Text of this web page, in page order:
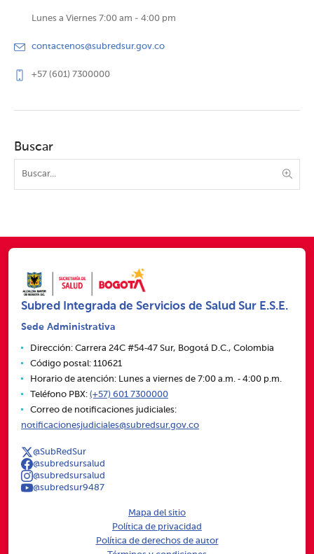
Lunes a Viernes 7:00 am - 4:00 pm
contactenos@subredsur.gov.co
+57 (601) 7300000
Buscar
Subred Integrada de Servicios de Salud Sur E.S.E.
Sede Administrativa
Dirección: Carrera 24C #54‑47 Sur, Bogotá D.C., Colombia
Código postal: 110621
Horario de atención: Lunes a viernes de 7:00 a.m. ‑ 4:00 p.m.
Teléfono PBX: (+57) 601 7300000
Correo de notificaciones judiciales:
notificacionesjudiciales@subredsur.gov.co
@SubRedSur
@subredsursalud
@subredsursalud
@subredsur9487
Mapa del sitio
Política de privacidad
Política de derechos de autor